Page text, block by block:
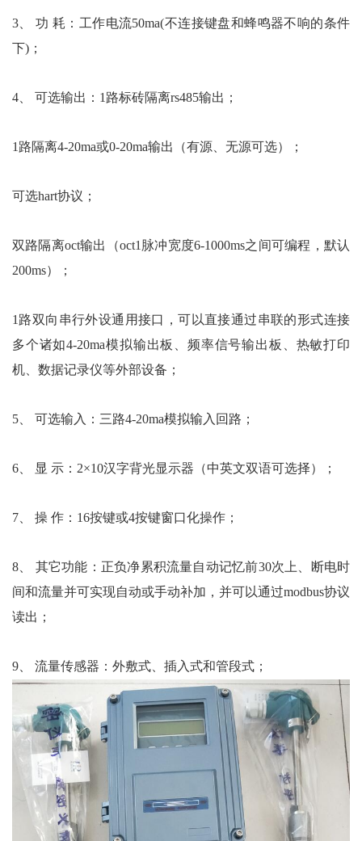
3、 功 耗：工作电流50ma(不连接键盘和蜂鸣器不响的条件
下)；
4、 可选输出：1路标砖隔离rs485输出；
1路隔离4-20ma或0-20ma输出（有源、无源可选）；
可选hart协议；
双路隔离oct输出（oct1脉冲宽度6-1000ms之间可编程，默认
200ms）；
1路双向串行外设通用接口，可以直接通过串联的形式连接
多个诸如4-20ma模拟输出板、频率信号输出板、热敏打印
机、数据记录仪等外部设备；
5、 可选输入：三路4-20ma模拟输入回路；
6、 显 示：2×10汉字背光显示器（中英文双语可选择）；
7、 操 作：16按键或4按键窗口化操作；
8、 其它功能：正负净累积流量自动记忆前30次上、断电时
间和流量并可实现自动或手动补加，并可以通过modbus协议
读出；
9、 流量传感器：外敷式、插入式和管段式；